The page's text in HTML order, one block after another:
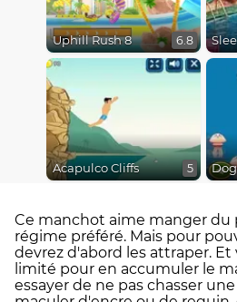
Uphill Rush 8 6.8
Acapulco Cliffs 5
Ce manchot aime manger du
régime préféré. Mais pour
devrez d'abord les attraper.
limité pour en accumuler le
essayer de ne pas chasser